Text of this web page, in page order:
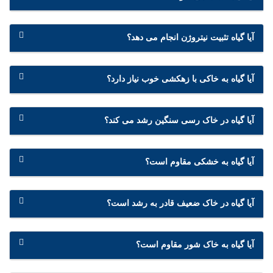
آیا گیاه تثبیت نیتروژن انجام می دهد؟
آیا گیاه به خاکی با زهکشی خوب نیاز دارد؟
آیا گیاه در خاک رسی سنگین رشد می کند؟
آیا گیاه به خشکی مقاوم است؟
آیا گیاه در خاک ضعیف قادر به رشد است؟
آیا گیاه به خاک شور مقاوم است؟